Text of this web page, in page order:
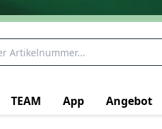
TEAM App Angebot